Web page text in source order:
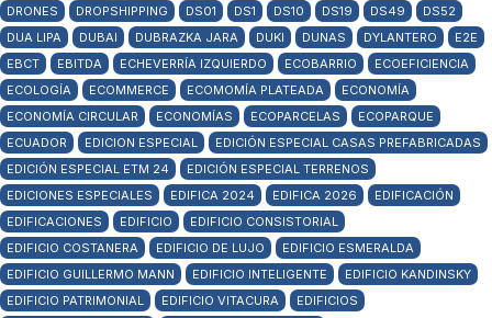
DRONES
DROPSHIPPING DS01 DS1 DS10 DS19 DS49
DS52
DUA LIPA
DUBAI DUBRAZKA JARA DUKI DUNAS DYLANTERO
E2E
EBCT
EBITDA ECHEVERRÍA IZQUIERDO ECOBARRIO
ECOEFICIENCIA
ECOLOGÍA
ECOMMERCE ECOMOMÍA PLATEADA
ECONOMÍA
ECONOMÍA CIRCULAR
ECONOMÍAS ECOPARCELAS
ECOPARQUE
ECUADOR
EDICION ESPECIAL
EDICIÓN ESPECIAL CASAS PREFABRICADAS
EDICIÓN ESPECIAL ETM 24
EDICIÓN ESPECIAL TERRENOS
EDICIONES ESPECIALES
EDIFICA 2024 EDIFICA 2026
EDIFICACIÓN
EDIFICACIONES
EDIFICIO
EDIFICIO CONSISTORIAL
EDIFICIO COSTANERA
EDIFICIO DE LUJO
EDIFICIO ESMERALDA
EDIFICIO GUILLERMO MANN
EDIFICIO INTELIGENTE
EDIFICIO KANDINSKY
EDIFICIO PATRIMONIAL
EDIFICIO VITACURA
EDIFICIOS